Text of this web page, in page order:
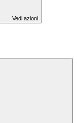
Vedi azioni